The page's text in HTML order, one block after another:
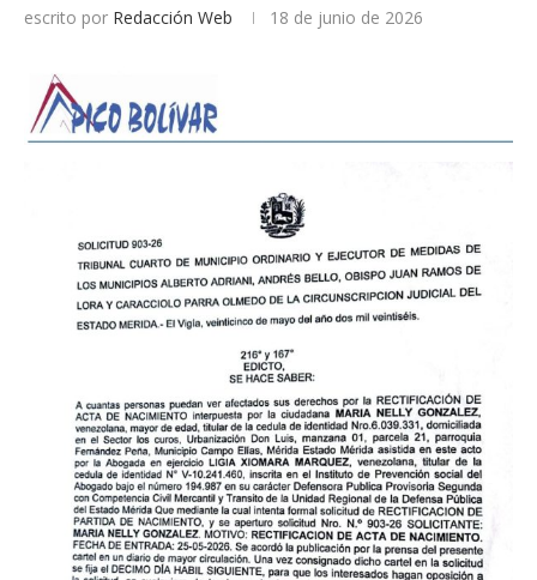
escrito por Redacción Web 18 de junio de 2026